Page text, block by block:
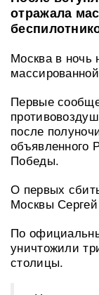
отражала
Москва в ночь
Первые
после
объявленного
Победы.
О первых
Москвы
По
уничтожили
столицы.